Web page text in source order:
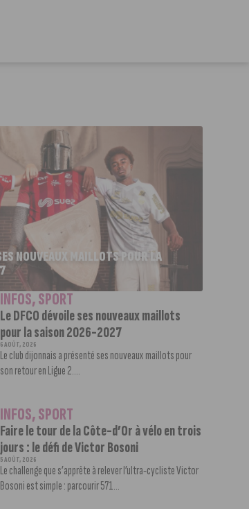
NOUVEAUX MAILLOTS POUR LA
INFOS,SPORT
Le DFCO dévoile ses nouveaux maillots
pour la saison 2026-2027
6 AOÛT, 2026
Le club dijonnais a présenté ses nouveaux maillots pour
son retour en Ligue 2....
INFOS,SPORT
Faire le tour de la Côte-d’Or à vélo en trois
jours : le défi de Victor Bosoni
5 AOÛT, 2026
Le challenge que s’apprête à relever l’ultra-cycliste Victor
Bosoni est simple : parcourir 571...